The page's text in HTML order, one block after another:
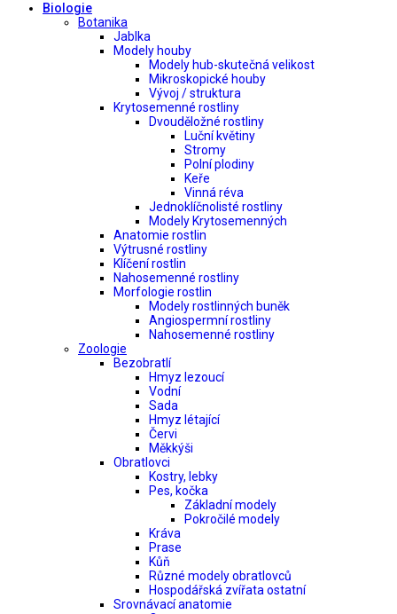
Biologie
Botanika
Jablka
Modely houby
Modely hub-skutečná velikost
Mikroskopické houby
Vývoj / struktura
Krytosemenné rostliny
Dvouděložné rostliny
Luční květiny
Stromy
Polní plodiny
Keře
Vinná réva
Jednoklíčnolisté rostliny
Modely Krytosemenných
Anatomie rostlin
Výtrusné rostliny
Klíčení rostlin
Nahosemenné rostliny
Morfologie rostlin
Modely rostlinných buněk
Angiospermní rostliny
Nahosemenné rostliny
Zoologie
Bezobratlí
Hmyz lezoucí
Vodní
Sada
Hmyz létající
Červi
Měkkýši
Obratlovci
Kostry, lebky
Pes, kočka
Základní modely
Pokročilé modely
Kráva
Prase
Kůň
Různé modely obratlovců
Hospodářská zvířata ostatní
Srovnávací anatomie